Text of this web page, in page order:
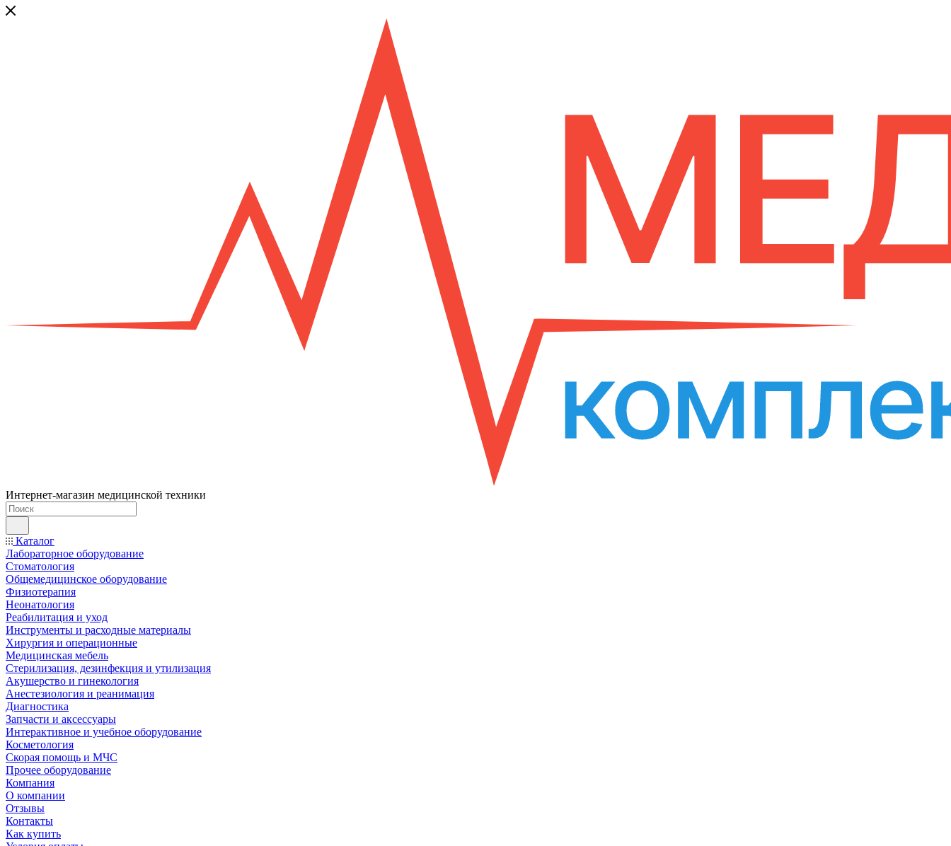
Интернет-магазин медицинской техники
Каталог
Лабораторное оборудование
Стоматология
Общемедицинское оборудование
Физиотерапия
Неонатология
Реабилитация и уход
Инструменты и расходные материалы
Хирургия и операционные
Медицинская мебель
Стерилизация, дезинфекция и утилизация
Акушерство и гинекология
Анестезиология и реанимация
Диагностика
Запчасти и аксессуары
Интерактивное и учебное оборудование
Косметология
Скорая помощь и МЧС
Прочее оборудование
Компания
О компании
Отзывы
Контакты
Как купить